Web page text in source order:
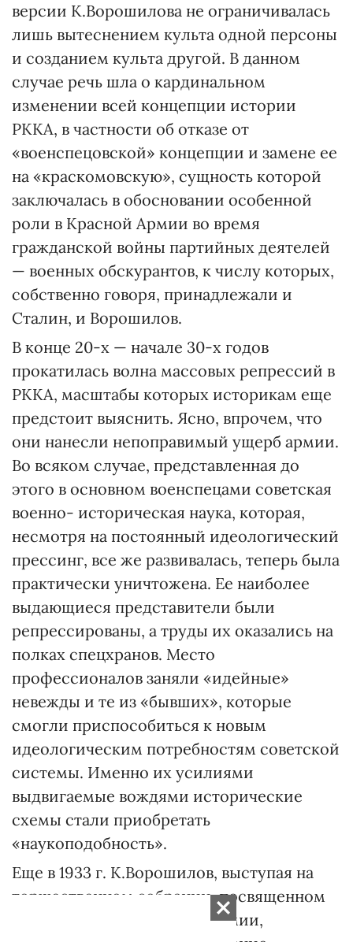
версии К.Ворошилова не ограничивалась
лишь вытеснением культа одной персоны
и созданием культа другой. В данном
случае речь шла о кардинальном
изменении всей концепции истории
РККА, в частности об отказе от
«военспецовской» концепции и замене ее
на «краскомовскую», сущность которой
заключалась в обосновании особенной
роли в Красной Армии во время
гражданской войны партийных деятелей
— военных обскурантов, к числу которых,
собственно говоря, принадлежали и
Сталин, и Ворошилов.
В конце 20-х — начале 30-х годов
прокатилась волна массовых репрессий в
РККА, масштабы которых историкам еще
предстоит выяснить. Ясно, впрочем, что
они нанесли непоправимый ущерб армии.
Во всяком случае, представленная до
этого в основном военспецами советская
военно- историческая наука, которая,
несмотря на постоянный идеологический
прессинг, все же развивалась, теперь была
практически уничтожена. Ее наиболее
выдающиеся представители были
репрессированы, а труды их оказались на
полках спецхранов. Место
профессионалов заняли «идейные»
невежды и те из «бывших», которые
смогли приспособиться к новым
идеологическим потребностям советской
системы. Именно их усилиями
выдвигаемые вождями исторические
схемы стали приобретать
«наукоподобность».
Еще в 1933 г. К.Ворошилов, выступая на
торжественном собрании, посвященном
15-й годовщине Красной Армии,